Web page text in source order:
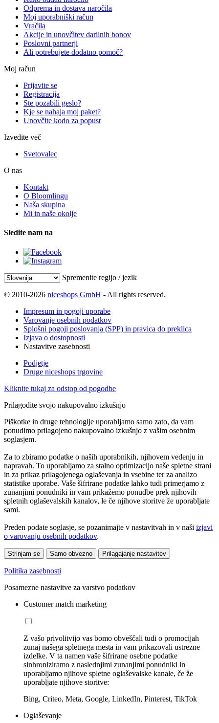
Odprema in dostava naročila
Moj uporabniški račun
Vračila
Akcije in unovčitev darilnih bonov
Poslovni partnerji
Ali potrebujete dodatno pomoč?
Moj račun
Prijavite se
Registracija
Ste pozabili geslo?
Kje se nahaja moj paket?
Unovčite kodo za popust
Izvedite več
Svetovalec
O nas
Kontakt
O Bloomlingu
Naša skupina
Mi in naše okolje
Sledite nam na
Spremenite regijo / jezik
© 2010-2026 niceshops GmbH - All rights reserved.
Impresum in pogoji uporabe
Varovanje osebnih podatkov
Splošni pogoji poslovanja (SPP) in pravica do preklica
Izjava o dostopnosti
Nastavitve zasebnosti
Podjetje
Druge niceshops trgovine
Kliknite tukaj za odstop od pogodbe
Prilagodite svojo nakupovalno izkušnjo
Piškotke in druge tehnologije uporabljamo samo zato, da vam
ponudimo prilagojeno nakupovalno izkušnjo z vašim osebnim
soglasjem.
Za to zbiramo podatke o naših uporabnikih, njihovem vedenju in
napravah. To uporabljamo za stalno optimizacijo naše spletne strani
in za prikaz prilagojenega oglaševanja in vsebine ter za analizo
statistike uporabe. Vaše šifrirane podatke lahko tudi primerjamo z
zunanjimi ponudniki in vam prikažemo ponudbe prek njihovih
spletnih oglaševalskih kanalov, le če njihove storitve že uporabljate
sami.
Preden podate soglasje, se pozanimajte v nastavitvah in v naši izjavi
o varovanju osebnih podatkov.
Strinjam se Samo obvezno Prilagajanje nastavitev
Politika zasebnosti
Posamezne nastavitve za varstvo podatkov
Customer match marketing
Z vašo privolitvijo vas bomo obveščali tudi o promocijah
zunaj našega spletnega mesta in vam prikazovali ustrezne
izdelke. V ta namen vaše šifrirane osebne podatke
sinhroniziramo z naslednjimi zunanjimi ponudniki in
uporabljamo njihove spletne oglaševalske kanale, če že
uporabljate njihove storitve:
Bing, Criteo, Meta, Google, LinkedIn, Pinterest, TikTok
Oglaševanje